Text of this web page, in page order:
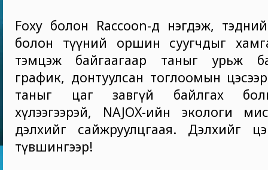
Foxy болон Raccoon-д нэгдэж,
болон түүний оршин суугчдыг
тэмцэж байгаагаар таныг урьж
график, донтуулсан тоглоомын
таныг цаг завгүй байлгах
хүлээгээрэй, NAJOX-ийн экологи
дэлхийг сайжруулцгаая. Дэлхийг
түвшингээр!